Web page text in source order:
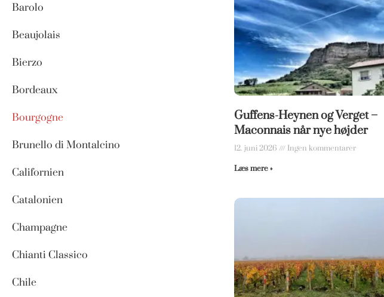
Barolo
Beaujolais
Bierzo
Bordeaux
Bourgogne
Brunello di Montalcino
Californien
Catalonien
Champagne
Chianti Classico
Chile
Guffens-Heynen og Verget –
Maconnais når nye højder
12. juni 2026 Ingen kommentarer
Læs mere »